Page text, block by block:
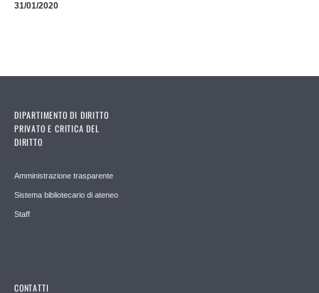
31/01/2020
DIPARTIMENTO DI DIRITTO
PRIVATO E CRITICA DEL
DIRITTO
Amministrazione trasparente
Sistema bibliotecario di ateneo
Staff
CONTATTI